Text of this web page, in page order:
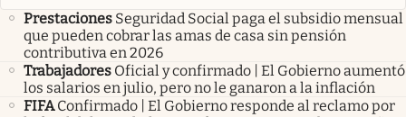
Prestaciones Seguridad Social paga el subsidio mensual
que pueden cobrar las amas de casa sin pensión
contributiva en 2026
Trabajadores Oficial y confirmado | El Gobierno aumentó
los salarios en julio, pero no le ganaron a la inflación
FIFA Confirmado | El Gobierno responde al reclamo por